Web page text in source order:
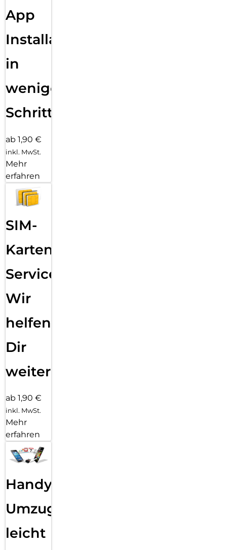
App
Installation
in
wenigen
Schritten
ab 1,90 €
inkl. MwSt.
Mehr
erfahren
SIM-
Karten
Service:
Wir
helfen
Dir
weiter
ab 1,90 €
inkl. MwSt.
Mehr
erfahren
Handy
Umzug
leicht